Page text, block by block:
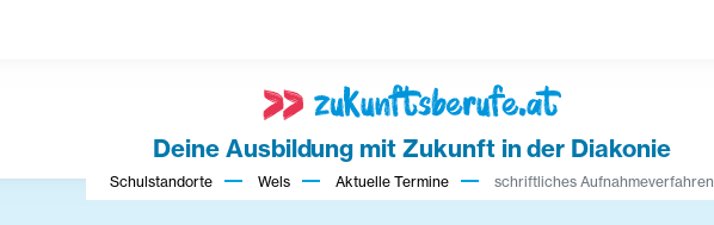
Deine Ausbildung mit Zukunft in der Diakonie
Schulstandorte Wels Aktuelle Termine schriftliches Aufnahmeverfahren